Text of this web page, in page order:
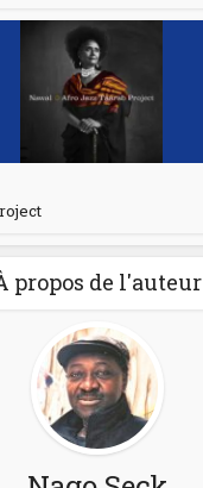
propos de l'auteur